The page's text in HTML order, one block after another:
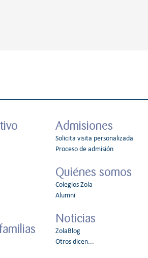
Admisiones
Solicita visita personalizada
Proceso de admisión
Quiénes somos
Colegios Zola
Alumni
Noticias
ZolaBlog
Otros dicen...